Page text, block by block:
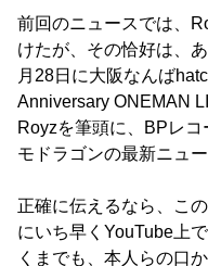
前回のニュースでは、
けたが、その恰好は、
月28日に大阪なんば
Anniversary ONEMAN
Royzを筆頭に、BPレ
モドラゴンの最新ニュ
正確に伝えるなら、こ
にいち早くYouTube上
くまでも、本人らの口